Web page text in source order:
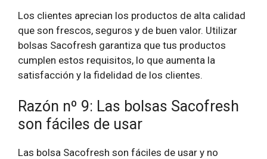
Los clientes aprecian los productos de alta calidad
que son frescos, seguros y de buen valor. Utilizar
bolsas Sacofresh garantiza que tus productos
cumplen estos requisitos, lo que aumenta la
satisfacción y la fidelidad de los clientes.
Razón nº 9: Las bolsas Sacofresh
son fáciles de usar
Las bolsa Sacofresh son fáciles de usar y no